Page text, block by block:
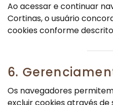
Ao acessar e continuar
Cortinas, o usuário
cookies conforme
6.
Os navegadores
excluir cookies através de